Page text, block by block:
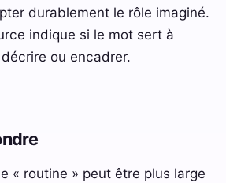
durablement le rôle imaginé.
indique si le mot sert à
ou encadrer.
« routine » peut être plus large